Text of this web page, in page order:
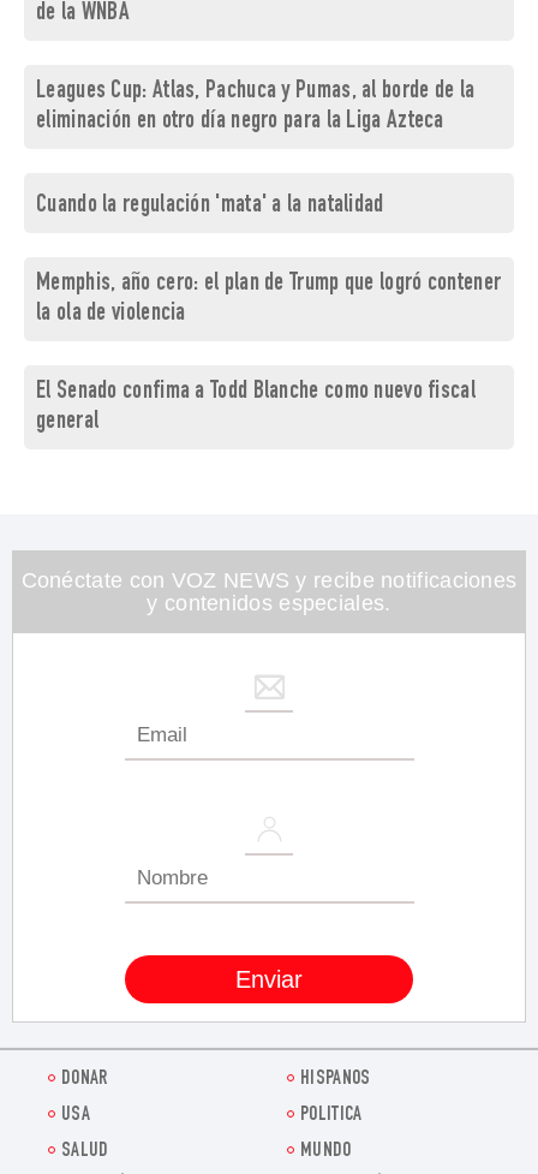
de la WNBA
Leagues Cup: Atlas, Pachuca y Pumas, al borde de la
eliminación en otro día negro para la Liga Azteca
Cuando la regulación 'mata' a la natalidad
Memphis, año cero: el plan de Trump que logró contener
la ola de violencia
El Senado confima a Todd Blanche como nuevo fiscal
general
Conéctate con VOZ NEWS y recibe notificaciones
y contenidos especiales.
DONAR
HISPANOS
USA
POLITICA
SALUD
MUNDO